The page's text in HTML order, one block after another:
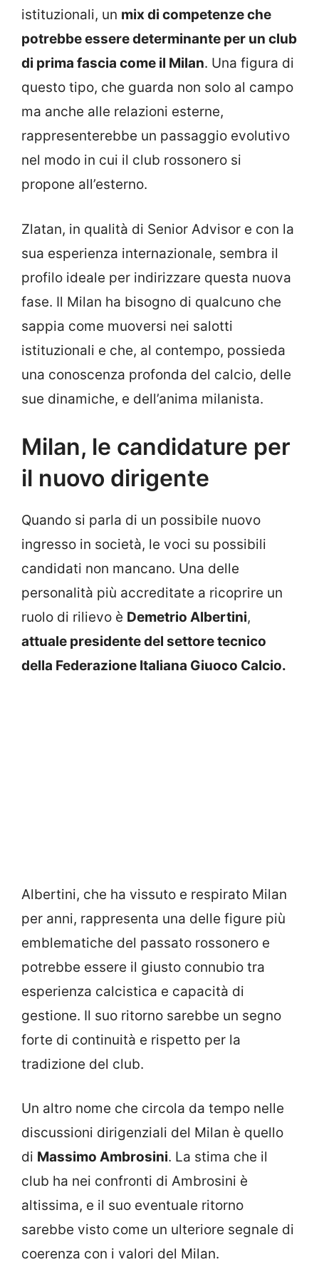
istituzionali, un mix di competenze che
potrebbe essere determinante per un club
di prima fascia come il Milan. Una figura di
questo tipo, che guarda non solo al campo
ma anche alle relazioni esterne,
rappresenterebbe un passaggio evolutivo
nel modo in cui il club rossonero si
propone all’esterno.
Zlatan, in qualità di Senior Advisor e con la
sua esperienza internazionale, sembra il
profilo ideale per indirizzare questa nuova
fase. Il Milan ha bisogno di qualcuno che
sappia come muoversi nei salotti
istituzionali e che, al contempo, possieda
una conoscenza profonda del calcio, delle
sue dinamiche, e dell’anima milanista.
Milan, le candidature per
il nuovo dirigente
Quando si parla di un possibile nuovo
ingresso in società, le voci su possibili
candidati non mancano. Una delle
personalità più accreditate a ricoprire un
ruolo di rilievo è Demetrio Albertini,
attuale presidente del settore tecnico
della Federazione Italiana Giuoco Calcio.
Albertini, che ha vissuto e respirato Milan
per anni, rappresenta una delle figure più
emblematiche del passato rossonero e
potrebbe essere il giusto connubio tra
esperienza calcistica e capacità di
gestione. Il suo ritorno sarebbe un segno
forte di continuità e rispetto per la
tradizione del club.
Un altro nome che circola da tempo nelle
discussioni dirigenziali del Milan è quello
di Massimo Ambrosini. La stima che il
club ha nei confronti di Ambrosini è
altissima, e il suo eventuale ritorno
sarebbe visto come un ulteriore segnale di
coerenza con i valori del Milan.